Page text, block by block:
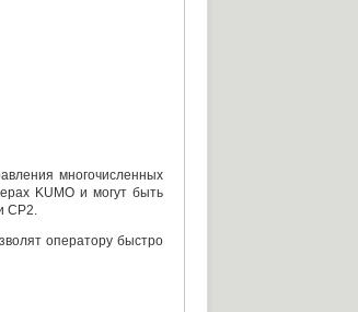
многочисленных
KUMO и могут быть
CP2.
оператору быстро